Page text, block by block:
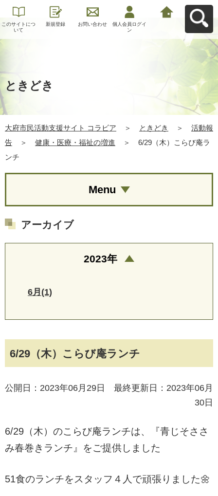
このサイトにつ
いて
新規登録 お問い合わせ
個人会員ログイ
ン
ときどき
大府市民活動支援サイト コラビア ＞ ときどき ＞
活動報
告
＞ 健康・医療・福祉の増進 ＞
6/29（木）こらび庵ラ
ンチ
6/29（木）こらび庵ランチ
公開日：2023年06月29日 最終更新日：2023年06月
30日
6/29（木）のこらび庵ランチは、『青じそささ
み春巻きランチ』をご提供しました
51食のランチをスタッフ４人で頑張りました🌼
Menu
アーカイブ
2023年
6月(1)